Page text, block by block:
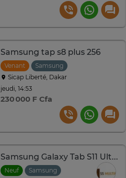
Samsung tap s8 plus 256
Venant
Samsung
Sicap Liberté, Dakar
jeudi, 14:53
230 000 F Cfa
Samsung Galaxy Tab S11 Ultra 256GB
Neuf
Samsung